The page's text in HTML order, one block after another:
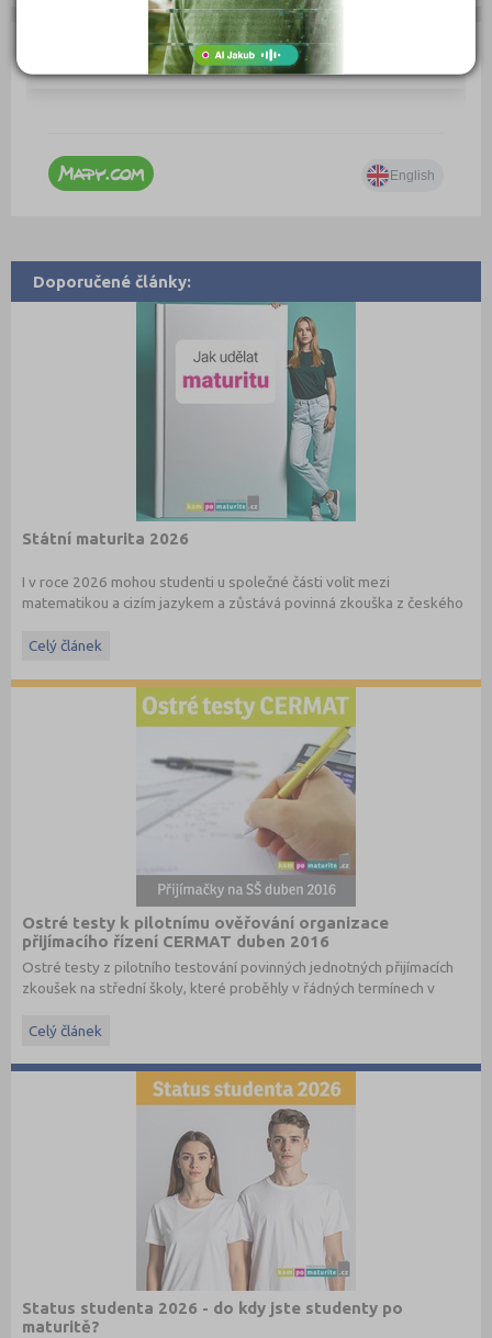
Doporučené články:
Státní maturita 2026
I v roce 2026 mohou studenti u společné části volit mezi
matematikou a cizím jazykem a zůstává povinná zkouška z českého
informacemi.
Celý článek
Ostré testy k pilotnímu ověřování organizace
přijímacího řízení CERMAT duben 2016
Ostré testy z pilotního testování povinných jednotných přijímacích
zkoušek na střední školy, které proběhly v řádných termínech v
Stáhněte si ostré i ilustrační testy
Celý článek
Status studenta 2026 - do kdy jste studenty po
maturitě?